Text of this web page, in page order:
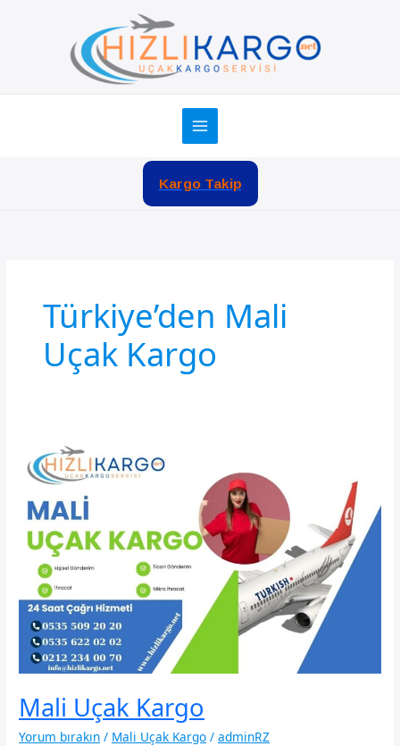
Kargo Takip
Türkiye’den Mali
Uçak Kargo
Mali Uçak Kargo
Yorum bırakın / Mali Uçak Kargo /adminRZ